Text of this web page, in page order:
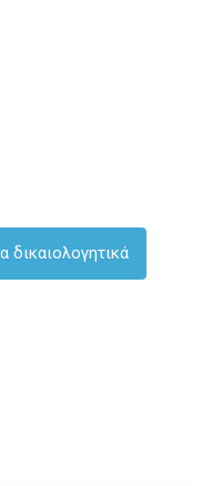
δικαιολογητικά